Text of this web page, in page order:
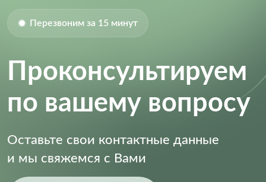
Перезвоним за 15 минут
Проконсультируем
по вашему вопросу
Оставьте свои контактные данные
и мы свяжемся с Вами